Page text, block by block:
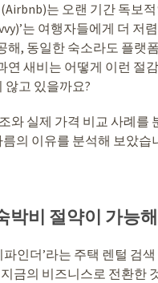
는 오랜 기간 독보
는 여행자들에게 더 저
해, 동일한 숙소라도 플랫
연 새비는 어떻게 이런 절
않고 있을까요?
와 실제 가격 비교 사례를
의 이유를 분석해 보았습
박비 절약이 가능
인더’라는 주택 렌털 검
금의 비즈니스로 전환한